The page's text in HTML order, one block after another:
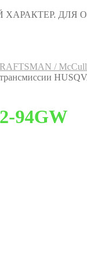
/
94GW